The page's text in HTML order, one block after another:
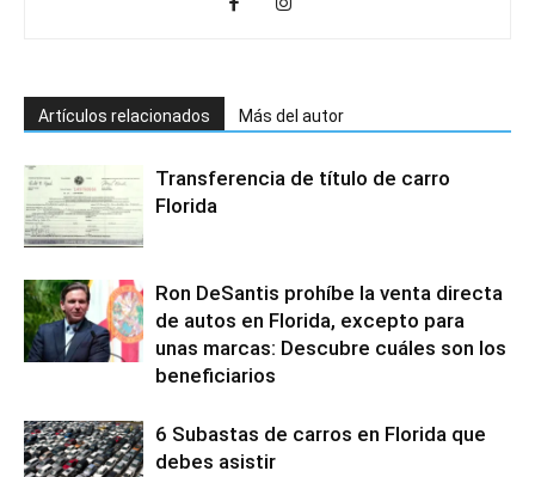
Artículos relacionados Más del autor
Transferencia de título de carro
Florida
Ron DeSantis prohíbe la venta directa
de autos en Florida, excepto para
unas marcas: Descubre cuáles son los
beneficiarios
6 Subastas de carros en Florida que
debes asistir